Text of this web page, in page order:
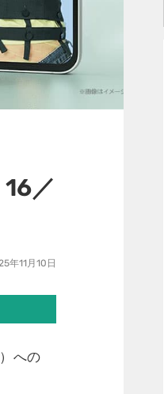
／
年11月10日
への